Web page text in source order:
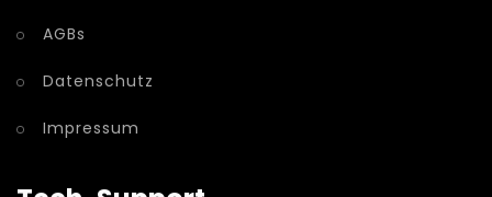
AGBs
Datenschutz
Impressum